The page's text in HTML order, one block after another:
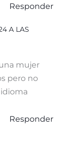
Responder
A LAS
mujer
pero no
Responder